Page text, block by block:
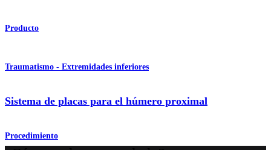
Producto
Traumatismo - Extremidades inferiores
Sistema de placas para el húmero proximal
Procedimiento